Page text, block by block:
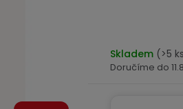
Skladem (>5